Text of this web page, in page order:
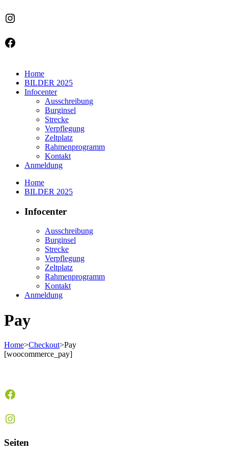
Instagram
Facebook
Home
BILDER 2025
Infocenter
Ausschreibung
Burginsel
Strecke
Verpflegung
Zeltplatz
Rahmenprogramm
Kontakt
Anmeldung
Home
BILDER 2025
Infocenter
Ausschreibung
Burginsel
Strecke
Verpflegung
Zeltplatz
Rahmenprogramm
Kontakt
Anmeldung
Pay
Home>Checkout>Pay
[woocommerce_pay]
Facebook
Instagram
Seiten